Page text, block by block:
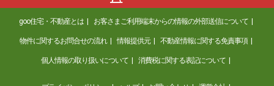
goo住宅・不動産とは お客さまご利用端末からの情報の外部送信について
物件に関するお問合せの流れ 情報提供元 不動産情報に関する免責事項
個人情報の取り扱いについて 消費税に関する表記について